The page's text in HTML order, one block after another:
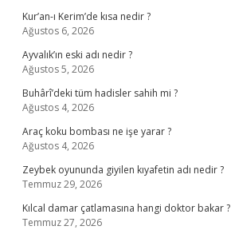
Kur’an-ı Kerim’de kısa nedir ?
Ağustos 6, 2026
Ayvalık’ın eski adı nedir ?
Ağustos 5, 2026
Buhârî’deki tüm hadisler sahih mi ?
Ağustos 4, 2026
Araç koku bombası ne işe yarar ?
Ağustos 4, 2026
Zeybek oyununda giyilen kıyafetin adı nedir ?
Temmuz 29, 2026
Kılcal damar çatlamasına hangi doktor bakar ?
Temmuz 27, 2026